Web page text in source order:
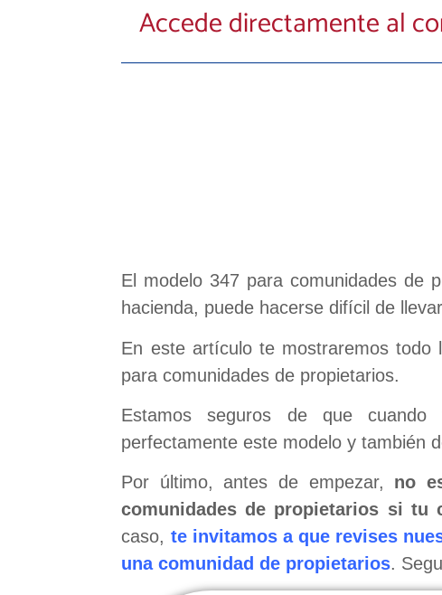
Accede directamente al
El modelo 347 para comunidades de
hacienda, puede hacerse difícil de
En este artículo te mostraremos todo
para comunidades de propietarios.
Estamos seguros de que
perfectamente este modelo y también
Por último, antes de empezar, no
comunidades de propietarios si tu
caso, te invitamos a que revises
una comunidad de propietarios.